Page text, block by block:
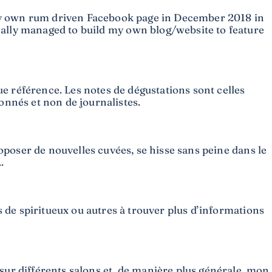
rum driven Facebook page in December 2018 in
managed to build my own blog/website to feature
Les notes de dégustations sont celles
et non de journalistes.
de nouvelles cuvées, se hisse sans peine dans le
de spiritueux ou autres à trouver plus d’informations